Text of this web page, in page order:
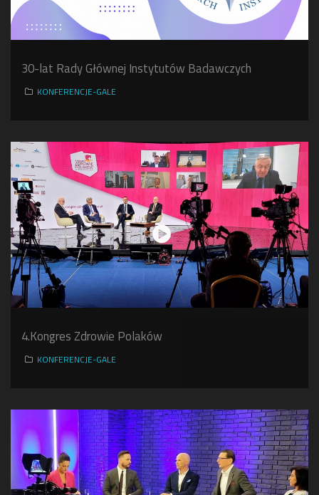
30-lat Rady Głównej Instytutów Badawczych
KONFERENCJE-GALE
4.Kongres Zdrowie Polaków
KONFERENCJE-GALE